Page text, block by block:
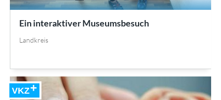
Ein interaktiver Museumsbesuch
Landkreis
VKZ